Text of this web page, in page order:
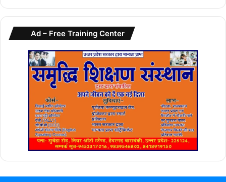
Ad – Free Training Center